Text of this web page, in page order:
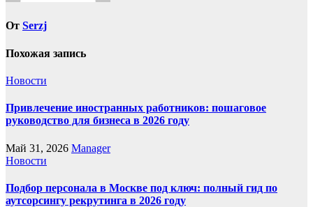
От Serzj
Похожая запись
Новости
Привлечение иностранных работников: пошаговое
руководство для бизнеса в 2026 году
Май 31, 2026 Manager
Новости
Подбор персонала в Москве под ключ: полный гид по
аутсорсингу рекрутинга в 2026 году